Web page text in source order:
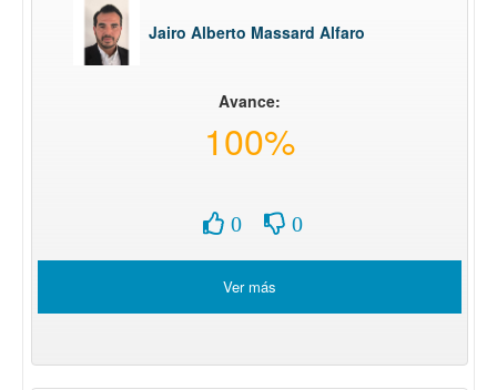
Jairo Alberto Massard Alfaro
Avance:
100%
0 0
Ver más